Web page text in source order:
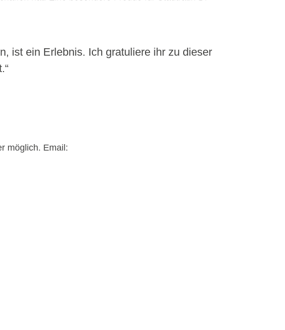
ist ein Erlebnis. Ich gratuliere ihr zu dieser
möglich. Email: